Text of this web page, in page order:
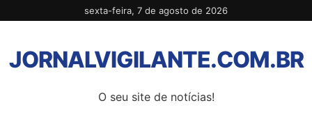
para
conteúdo
sexta-feira, 7 de agosto de 2026
JORNALVIGILANTE.COM.BR
O seu site de notícias!